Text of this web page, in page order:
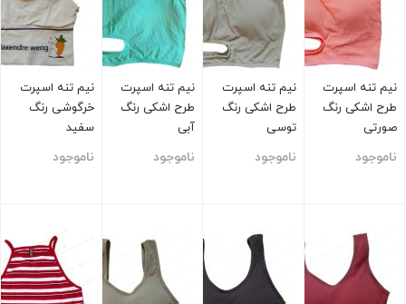
نیم تنه اسپرت
طرح اشکی رنگ
صورتی
ناموجود
نیم تنه اسپرت
طرح اشکی رنگ
توسی
ناموجود
نیم تنه اسپرت
طرح اشکی رنگ
آبی
ناموجود
نیم تنه اسپرت
خرگوشی رنگ
سفید
ناموجود